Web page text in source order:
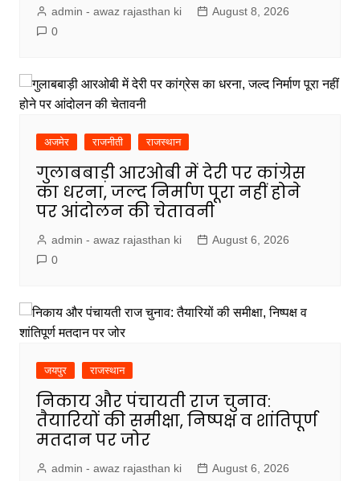
admin - awaz rajasthan ki
August 8, 2026
0
अजमेर राजनीती राजस्थान
गुलाबबाड़ी आरओबी में देरी पर कांग्रेस
का धरना, जल्द निर्माण पूरा नहीं होने
पर आंदोलन की चेतावनी
admin - awaz rajasthan ki
August 6, 2026
0
जयपुर राजस्थान
निकाय और पंचायती राज चुनाव:
तैयारियों की समीक्षा, निष्पक्ष व शांतिपूर्ण
मतदान पर जोर
admin - awaz rajasthan ki
August 6, 2026